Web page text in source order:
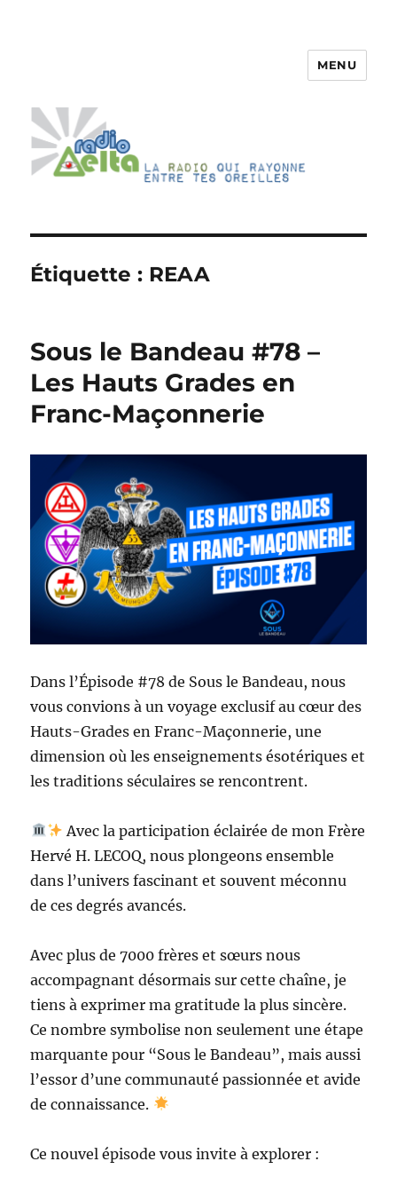
MENU
Étiquette : REAA
Sous le Bandeau #78 –
Les Hauts Grades en
Franc-Maçonnerie
Dans l’Épisode #78 de Sous le Bandeau, nous
vous convions à un voyage exclusif au cœur des
Hauts-Grades en Franc-Maçonnerie, une
dimension où les enseignements ésotériques et
les traditions séculaires se rencontrent.
Avec la participation éclairée de mon Frère
Hervé H. LECOQ, nous plongeons ensemble
dans l’univers fascinant et souvent méconnu
de ces degrés avancés.
Avec plus de 7000 frères et sœurs nous
accompagnant désormais sur cette chaîne, je
tiens à exprimer ma gratitude la plus sincère.
Ce nombre symbolise non seulement une étape
marquante pour “Sous le Bandeau”, mais aussi
l’essor d’une communauté passionnée et avide
de connaissance.
Ce nouvel épisode vous invite à explorer :